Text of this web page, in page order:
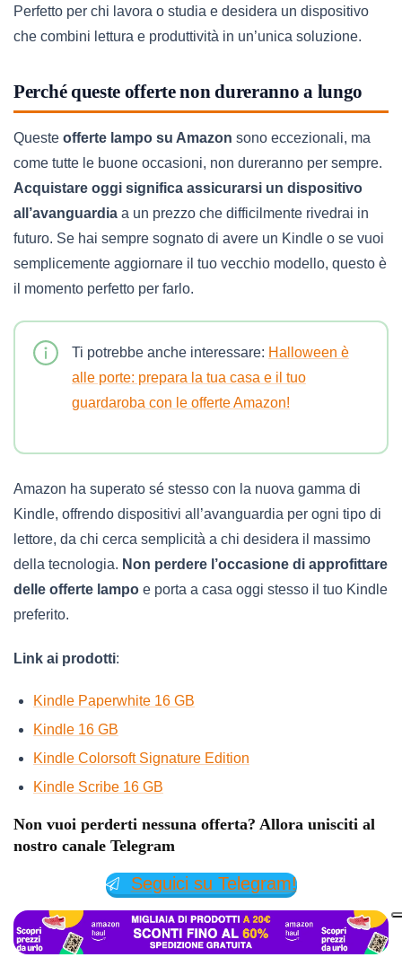
Perfetto per chi lavora o studia e desidera un dispositivo
che combini lettura e produttività in un’unica soluzione.
Perché queste offerte non dureranno a lungo
Queste offerte lampo su Amazon sono eccezionali, ma
come tutte le buone occasioni, non dureranno per sempre.
Acquistare oggi significa assicurarsi un dispositivo
all’avanguardia a un prezzo che difficilmente rivedrai in
futuro. Se hai sempre sognato di avere un Kindle o se vuoi
semplicemente aggiornare il tuo vecchio modello, questo è
il momento perfetto per farlo.
Ti potrebbe anche interessare: Halloween è
alle porte: prepara la tua casa e il tuo
guardaroba con le offerte Amazon!
Amazon ha superato sé stesso con la nuova gamma di
Kindle, offrendo dispositivi all’avanguardia per ogni tipo di
lettore, da chi cerca semplicità a chi desidera il massimo
della tecnologia. Non perdere l’occasione di approfittare
delle offerte lampo e porta a casa oggi stesso il tuo Kindle
preferito.
Link ai prodotti:
Kindle Paperwhite 16 GB
Kindle 16 GB
Kindle Colorsoft Signature Edition
Kindle Scribe 16 GB
Non vuoi perderti nessuna offerta? Allora unisciti al
nostro canale Telegram
Seguici su Telegram!